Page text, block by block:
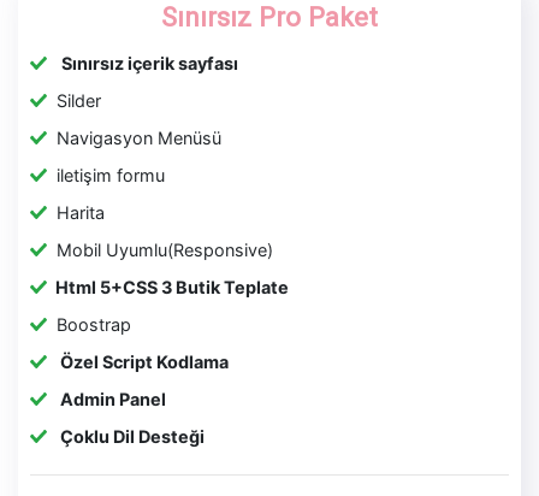
Sınırsız Pro Paket
Sınırsız içerik sayfası
Silder
Navigasyon Menüsü
iletişim formu
Harita
Mobil Uyumlu(Responsive)
Html 5+CSS 3 Butik Teplate
Boostrap
Özel Script Kodlama
Admin Panel
Çoklu Dil Desteği